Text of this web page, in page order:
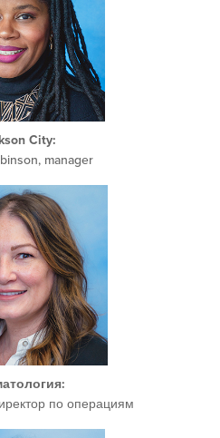
City:
manager
:
по операциям